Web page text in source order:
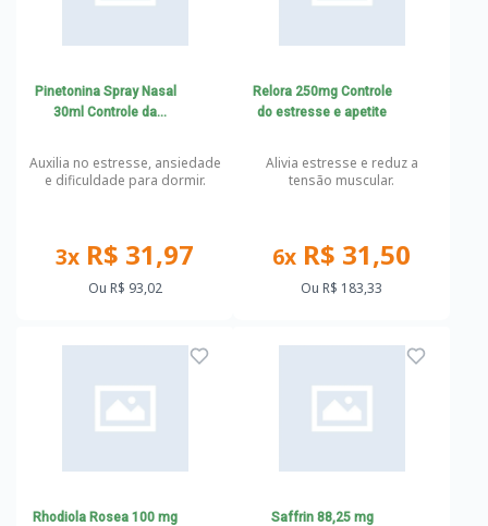
Pinetonina Spray Nasal
30ml Controle da
Auxilia no estresse, ansiedade
e dificuldade para dormir.
3x R$ 31,97
Ou R$ 93,02
Relora 250mg Controle
do estresse e apetite
Alivia estresse e reduz a
tensão muscular.
6x R$ 31,50
Ou R$ 183,33
Rhodiola Rosea 100 mg
Saffrin 88,25 mg